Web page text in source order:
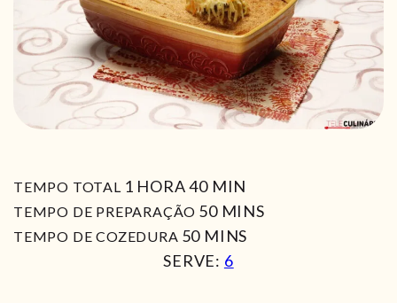
TEMPO TOTAL 1 HORA
HORA 40MIN
MIN
TEMPO DE PREPARAÇÃO 50MIN
MINS
TEMPO DE COZEDURA 50MIN
MINS
SERVE: 6